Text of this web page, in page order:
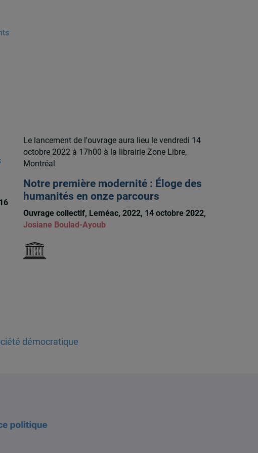
Le lancement de l'ouvrage aura lieu le vendredi 14
octobre 2022 à 17h00 à la librairie Zone Libre,
Montréal
Notre première modernité : Éloge des
humanités en onze parcours
Ouvrage collectif, Leméac, 2022, 14 octobre 2022,
Josiane Boulad-Ayoub
démocratique